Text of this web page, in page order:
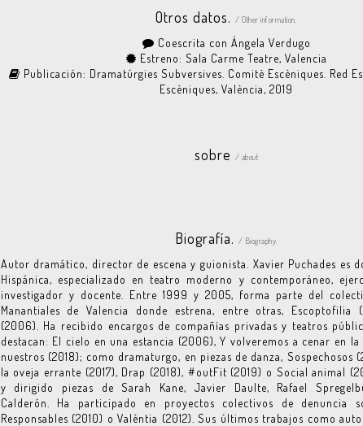
Otros datos. / Other information.
Coescrita con Ángela Verdugo
Estreno: Sala Carme Teatre, Valencia
Publicación: Dramatúrgies Subversives. Comitè Escèniques. Red
Escèniques, València, 2019
sobre / about
Biografía. / Biography.
Autor dramático, director de escena y guionista. Xavier Puchades es
Hispánica, especializado en teatro moderno y contemporáneo,
investigador y docente. Entre 1999 y 2005, forma parte del
Manantiales de Valencia donde estrena, entre otras, Escoptofilia
(2006). Ha recibido encargos de compañías privadas y teatros
destacan: El cielo en una estancia (2006), Y volveremos a cenar en la
nuestros (2018); como dramaturgo, en piezas de danza, Sospechosos
la oveja errante (2017), Drap (2018), #outFit (2019) o Social animal
y dirigido piezas de Sarah Kane, Javier Daulte, Rafael
Calderón. Ha participado en proyectos colectivos de denuncia
Responsables (2010) o Valèntia (2012). Sus últimos trabajos como